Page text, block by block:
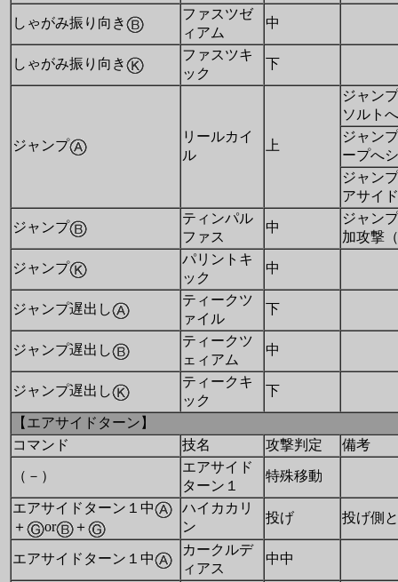
しゃがみ振り向き
ファスツゼ
ィアム
中
しゃがみ振り向き
ファスツキ
ック
下
ジャンプ
リールカイ
ル
上
ジャンプ
ソルト
ジャンプ
ープへ
ジャンプ
アサイ
ジャンプ
ティンパル
ファス
中
ジャンプ
加攻撃
ジャンプ
パリントキ
ック
中
ジャンプ遅出し
ティークツ
ァイル
下
ジャンプ遅出し
ティークツ
ェィアム
中
ジャンプ遅出し
ティークキ
ック
下
【エアサイドターン】
コマンド
技名 攻撃判定 備考
（－）
エアサイド
ターン１
特殊移動
エアサイドターン１中
＋
or ＋
ハイカカリ
ン
投げ 投げ側
エアサイドターン１中
カークルデ
ィアス
中中